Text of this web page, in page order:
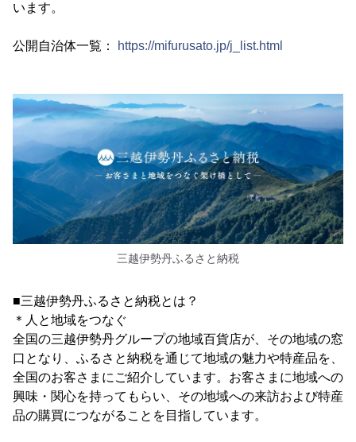
います。
公開自治体一覧： https://mifurusato.jp/j_list.html
三越伊勢丹ふるさと納税
■三越伊勢丹ふるさと納税とは？
＊人と地域をつなぐ
全国の三越伊勢丹グループの地域百貨店が、その地域の窓
口となり、ふるさと納税を通じて地域の魅力や特産品を、
全国のお客さまにご紹介しています。お客さまに地域への
興味・関心を持ってもらい、その地域への来訪および特産
品の購買につながることを目指しています。